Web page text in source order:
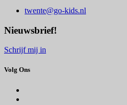
twente@go-kids.nl
Nieuwsbrief!
Schrijf mij in
Volg Ons